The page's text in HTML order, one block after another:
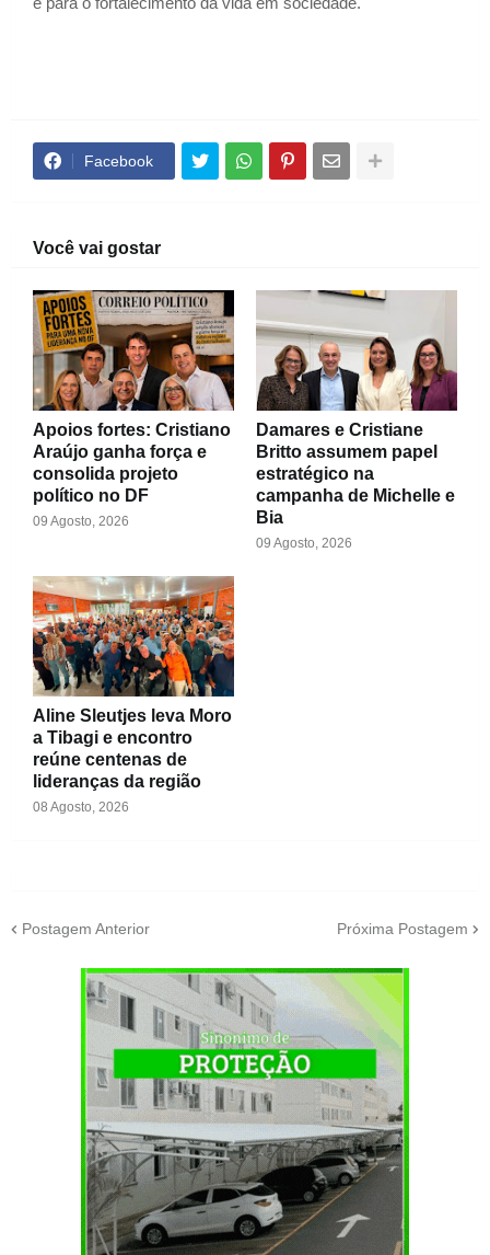
Facebook
Você vai gostar
Apoios fortes: Cristiano
Araújo ganha força e
consolida projeto
político no DF
09 Agosto, 2026
Damares e Cristiane
Britto assumem papel
estratégico na
campanha de Michelle e
Bia
09 Agosto, 2026
Aline Sleutjes leva Moro
a Tibagi e encontro
reúne centenas de
lideranças da região
08 Agosto, 2026
Postagem Anterior Próxima Postagem